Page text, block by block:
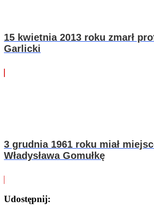
15 kwietnia 2013 roku zmarł
Garlicki
3 grudnia 1961 roku miał
Władysława Gomułkę
Udostępnij: